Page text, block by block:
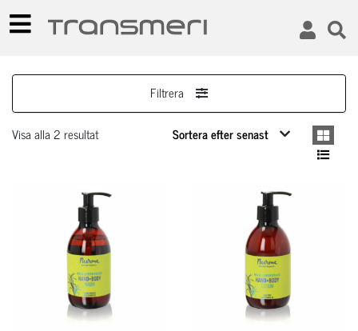
Filtrera
Visa alla 2 resultat